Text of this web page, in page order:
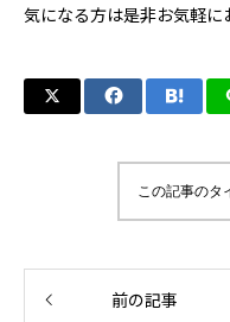
気になる方は是非お気軽に
この記事のタ
前の記事